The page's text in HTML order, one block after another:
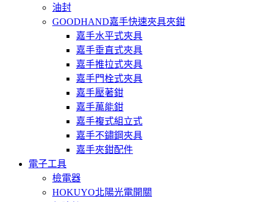
油封
GOODHAND嘉手快速夾具夾鉗
嘉手水平式夾具
嘉手垂直式夾具
嘉手推拉式夾具
嘉手門栓式夾具
嘉手壓著鉗
嘉手萬能鉗
嘉手複式組立式
嘉手不鏽鋼夾具
嘉手夾鉗配件
電子工具
檢電器
HOKUYO北陽光電開關